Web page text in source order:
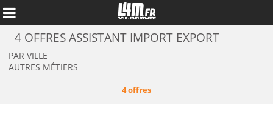
4 OFFRES ASSISTANT IMPORT EXPORT
PAR VILLE
AUTRES MÉTIERS
4 offres